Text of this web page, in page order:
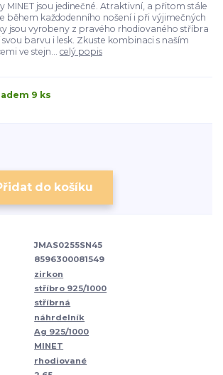
MINET jsou jedinečné. Atraktivní, a přitom stále
během každodenního nošení i při výjimečných
jsou vyrobeny z pravého rhodiovaného stříbra
barvu i lesk. Zkuste kombinaci s naším
ve stejn... celý popis
9 ks
do košíku
JMAS0255SN45
8596300081549
zirkon
stříbro 925/1000
stříbrná
náhrdelník
Ag 925/1000
MINET
rhodiované